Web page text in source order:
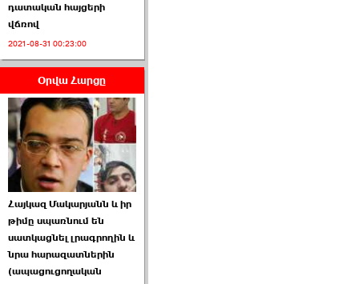
ՏԵՍԱՆՅՈՒԹ․ Ի՞նչ
իրավիճակ է այս ›››
2026-07-04 10:40:00
Սահմանադրական
դատարանը մերժեց ›››
2026-07-02 00:39:00
դատական հայցերի
վճռով
2021-08-31 00:23:00
Օրվա Հարցը
Հայկազ Մակարյանն և իր
թիմը սպառնում են
սատկացնել լրագրողին և
նրա հարազատներին
(ապացուցողական